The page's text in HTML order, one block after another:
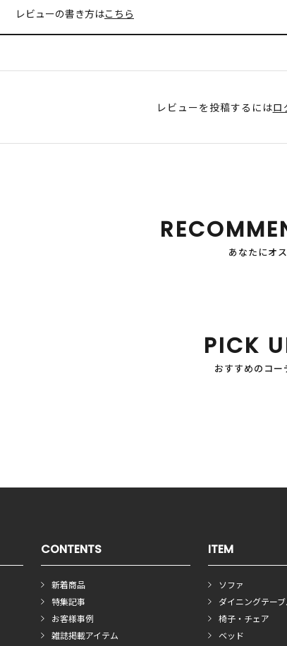
レビューの書き方はこちら
レビューを投稿するにはロ
あなたにオ
PICK
おすすめのコー
CONTENTS
新着商品
特集記事
お客様事例
雑誌掲載アイテム
ITEM
ソファ
ダイニングテー
椅子・チェア
ベッド